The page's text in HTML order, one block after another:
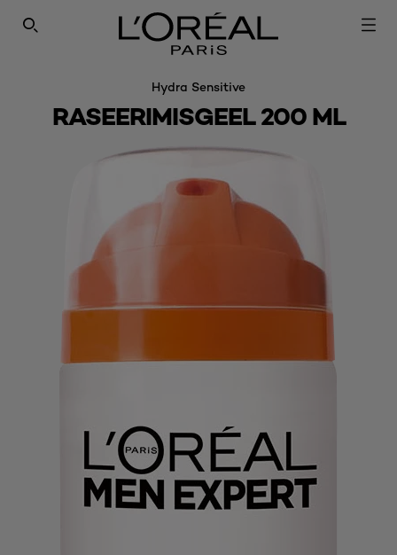
SEARCH THIS SITE
Hydra Sensitive
RASEERIMISGEEL 200 ML